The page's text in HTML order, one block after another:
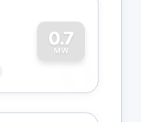
0.7
MW
0